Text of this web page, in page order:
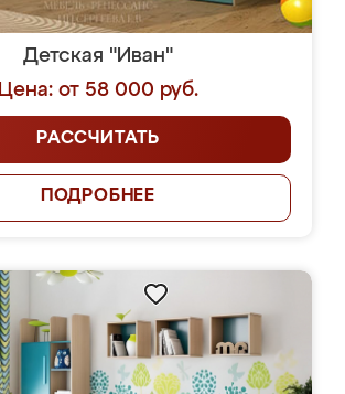
Детская "Иван"
Цена: от 58 000 руб.
РАССЧИТАТЬ
ПОДРОБНЕЕ